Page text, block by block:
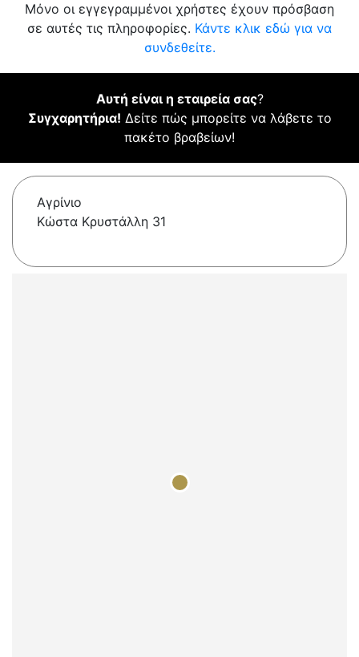
Μόνο οι εγγεγραμμένοι χρήστες έχουν πρόσβαση
σε αυτές τις πληροφορίες. Κάντε κλικ εδώ για να
συνδεθείτε.
Αυτή είναι η εταιρεία σας?
Συγχαρητήρια! Δείτε πώς μπορείτε να λάβετε το
πακέτο βραβείων!
Αγρίνιο
Κώστα Κρυστάλλη 31